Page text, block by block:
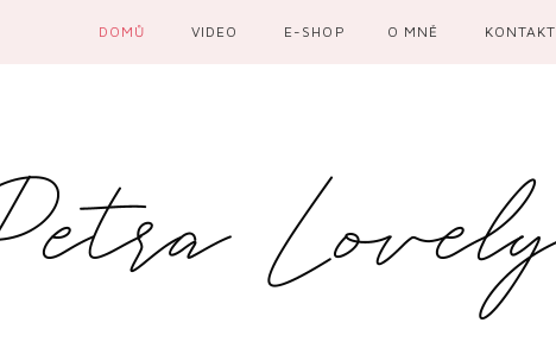
DOMŮ VIDEO E-SHOP O MNĚ KONTAKT